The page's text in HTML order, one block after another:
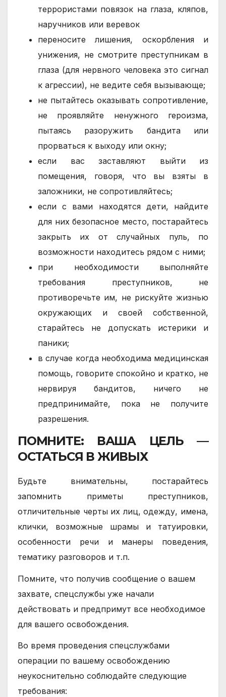
террористами повязок на глаза, кляпов,
наручников или веревок
переносите лишения, оскорбления и
унижения, не смотрите преступникам в
глаза (для нервного человека это сигнал
к агрессии), не ведите себя вызывающе;
не пытайтесь оказывать сопротивление,
не проявляйте ненужного героизма,
пытаясь разоружить бандита или
прорваться к выходу или окну;
если вас заставляют выйти из
помещения, говоря, что вы взяты в
заложники, не сопротивляйтесь;
если с вами находятся дети, найдите
для них безопасное место, постарайтесь
закрыть их от случайных пуль, по
возможности находитесь рядом с ними;
при необходимости выполняйте
требования преступников, не
противоречьте им, не рискуйте жизнью
окружающих и своей собственной,
старайтесь не допускать истерики и
паники;
в случае когда необходима медицинская
помощь, говорите спокойно и кратко, не
нервируя бандитов, ничего не
предпринимайте, пока не получите
разрешения.
ПОМНИТЕ: ВАША ЦЕЛЬ —
ОСТАТЬСЯ В ЖИВЫХ
Будьте внимательны, постарайтесь
запомнить приметы преступников,
отличительные черты их лиц, одежду, имена,
клички, возможные шрамы и татуировки,
особенности речи и манеры поведения,
тематику разговоров и т.п.
Помните, что получив сообщение о вашем
захвате, спецслужбы уже начали
действовать и предпримут все необходимое
для вашего освобождения.
Во время проведения спецслужбами
операции по вашему освобождению
неукоснительно соблюдайте следующие
требования: